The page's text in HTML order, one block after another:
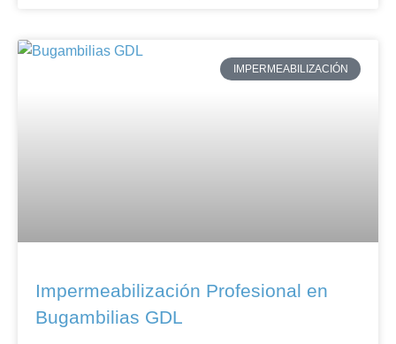
IMPERMEABILIZACIÓN
Impermeabilización Profesional en
Bugambilias GDL